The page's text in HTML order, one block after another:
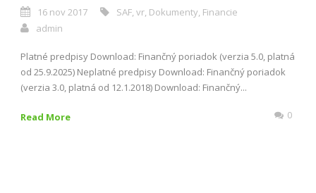
16 nov 2017 SAF, vr, Dokumenty, Financie
admin
Platné predpisy Download: Finančný poriadok (verzia 5.0, platná
od 25.9.2025) Neplatné predpisy Download: Finančný poriadok
(verzia 3.0, platná od 12.1.2018) Download: Finančný...
Read More 0